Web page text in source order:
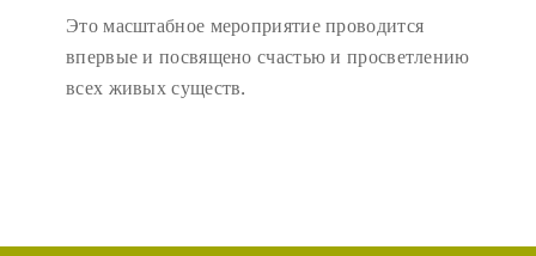
Это масштабное мероприятие проводится
впервые и посвящено счастью и просветлению
всех живых существ.